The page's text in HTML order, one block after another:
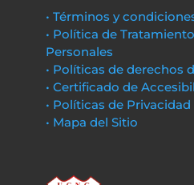
• Términos y
• Política de
Personales
• Políticas de derechos
• Certificado de
• Políticas de Privacidad
• Mapa del Sitio